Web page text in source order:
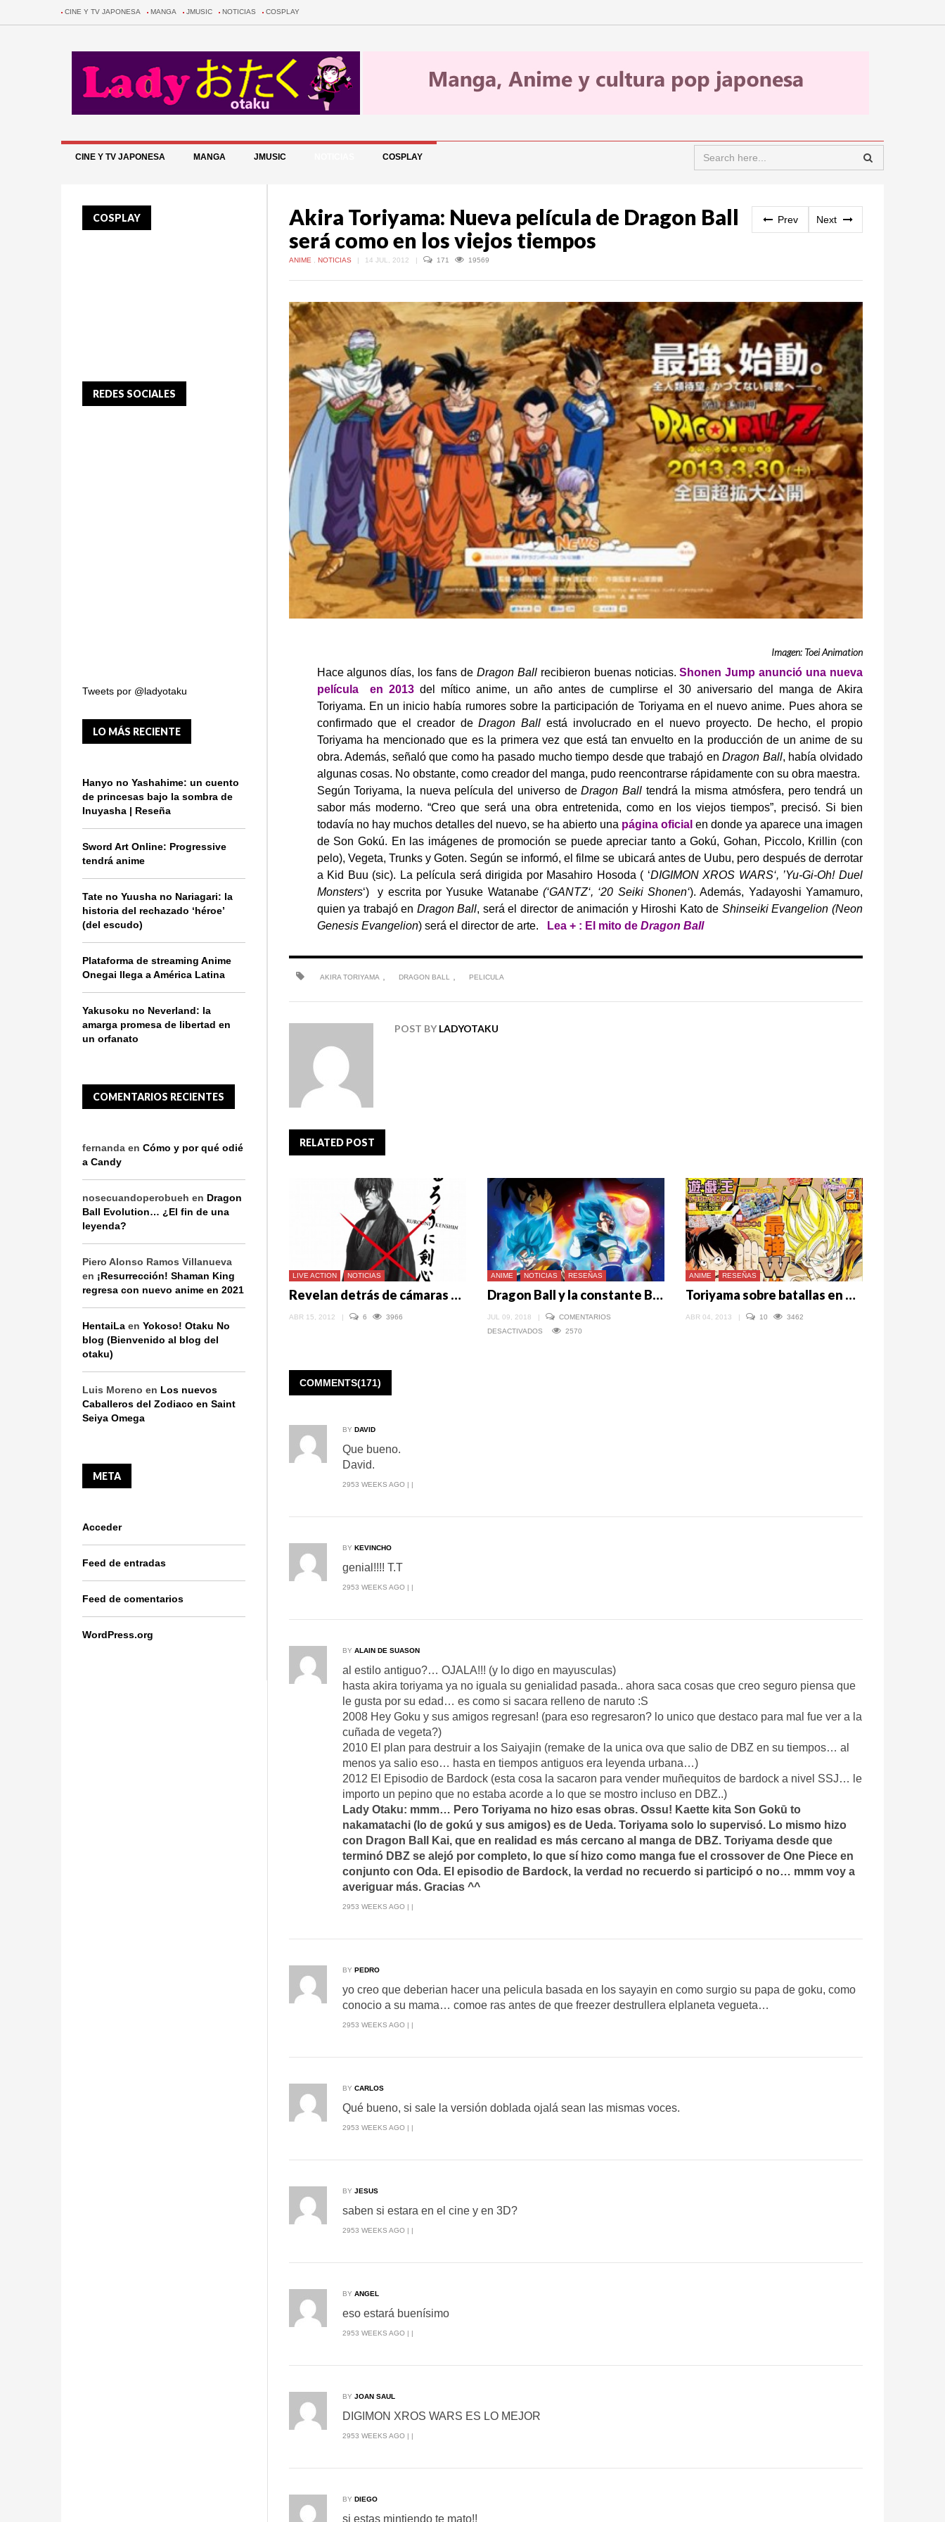
CINE Y TV JAPONESA MANGA JMUSIC NOTICIAS COSPLAY
CINE Y TV JAPONESA MANGA JMUSIC COSPLAY
Akira Toriyama: Nueva película de Dragon Ball
será como en los viejos tiempos
Prev Next
ANIME NOTICIAS | 14 JUL, 2012 | 171 19569
Imagen: Toei Animation
Hace algunos días, los fans de Dragon Ballrecibieron buenas noticias.Shonen Jump anunció una nueva
película en 2013del mítico anime, un año antes de cumplirse el 30 aniversario del manga de Akira
Toriyama. En un inicio había rumores sobre la participación de Toriyama en el nuevo anime. Pues ahora se
confirmado que el creador deDragon Ball está involucrado en el nuevo proyecto. De hecho, el propio
Toriyama ha mencionado que es la primera vez que está tan envuelto en la producción de un anime de su
obra. Además, señaló que como ha pasado mucho tiempo desde que trabajó enDragon Ball, había olvidado
algunas cosas. No obstante, como creador del manga, pudo reencontrarse rápidamente con su obra maestra.
Según Toriyama, la nueva película del universo deDragon Balltendrá la misma atmósfera, pero tendrá un
sabor más moderno. “Creo que será una obra entretenida, como en los viejos tiempos”, precisó. Si bien
todavía no hay muchos detalles del nuevo, se ha abierto una página oficial en donde ya aparece una imagen
de Son Gokú. En las imágenes de promoción se puede apreciar tanto a Gokú, Gohan, Piccolo, Krillin (con
pelo), Vegeta, Trunks y Goten. Según se informó, el filme se ubicará antes de Uubu, pero después de derrotar
a Kid Buu (sic). La película será dirigida por Masahiro Hosoda ( ‘DIGIMON XROS WARS‘, ’Yu-Gi-Oh! Duel
Monsters‘) y escrita por Yusuke Watanabe (‘GANTZ‘, ‘20 Seiki Shonen‘). Además, Yadayoshi Yamamuro,
quien ya trabajó en Dragon Ball, será el director de animación y Hiroshi Kato de Shinseiki Evangelion (Neon
Genesis Evangelion) será el director de arte. Lea + : El mito de Dragon Ball
AKIRA TORIYAMA, DRAGON BALL , PELICULA
POST BY LADYOTAKU
RELATED POST
LIVE ACTION NOTICIAS
Revelan detrás de cámaras de la película de Rurouni Kenshin
ABR 15, 2012 | 6 3966
ANIME NOTICIAS RESEÑAS
Dragon Ball y la constante Broly
JUL 09, 2018 |
COMENTARIOS
DESACTIVADOS
2570
ANIME RESEÑAS
Toriyama sobre batallas en DBZ Battle of Gods: Fueron más impresionantes de lo que pensé
ABR 04, 2013 | 10 3462
COMMENTS(171)
BY DAVID
Que bueno.
David.
2953 WEEKS AGO | |
BY KEVINCHO
genial!!!! T.T
2953 WEEKS AGO | |
BY ALAIN DE SUASON
al estilo antiguo?… OJALA!!! (y lo digo en mayusculas)
hasta akira toriyama ya no iguala su genialidad pasada.. ahora saca cosas que creo seguro piensa que
le gusta por su edad… es como si sacara relleno de naruto :S
2008 Hey Goku y sus amigos regresan! (para eso regresaron? lo unico que destaco para mal fue ver a la
cuñada de vegeta?)
2010 El plan para destruir a los Saiyajin (remake de la unica ova que salio de DBZ en su tiempos… al
menos ya salio eso… hasta en tiempos antiguos era leyenda urbana…)
2012 El Episodio de Bardock (esta cosa la sacaron para vender muñequitos de bardock a nivel SSJ… le
importo un pepino que no estaba acorde a lo que se mostro incluso en DBZ..)
Lady Otaku: mmm… Pero Toriyama no hizo esas obras. Ossu! Kaette kita Son Gokū to
nakamatachi (lo de gokú y sus amigos) es de Ueda. Toriyama solo lo supervisó. Lo mismo hizo
con Dragon Ball Kai, que en realidad es más cercano al manga de DBZ. Toriyama desde que
terminó DBZ se alejó por completo, lo que sí hizo como manga fue el crossover de One Piece en
conjunto con Oda. El episodio de Bardock, la verdad no recuerdo si participó o no… mmm voy a
averiguar más. Gracias ^^
2953 WEEKS AGO | |
BY PEDRO
yo creo que deberian hacer una pelicula basada en los sayayin en como surgio su papa de goku, como
conocio a su mama… comoe ras antes de que freezer destrullera elplaneta vegueta…
2953 WEEKS AGO | |
BY CARLOS
Qué bueno, si sale la versión doblada ojalá sean las mismas voces.
2953 WEEKS AGO | |
BY JESUS
saben si estara en el cine y en 3D?
2953 WEEKS AGO | |
BY ANGEL
eso estará buenísimo
2953 WEEKS AGO | |
BY JOAN SAUL
DIGIMON XROS WARS ES LO MEJOR
2953 WEEKS AGO | |
BY DIEGO
si estas mintiendo te mato!!
COSPLAY
REDES SOCIALES
Tweets por @ladyotaku
LO MÁS RECIENTE
Hanyo no Yashahime: un cuento
de princesas bajo la sombra de
Inuyasha | Reseña
Sword Art Online: Progressive
tendrá anime
Tate no Yuusha no Nariagari: la
historia del rechazado ‘héroe’
(del escudo)
Plataforma de streaming Anime
Onegai llega a América Latina
Yakusoku no Neverland: la
amarga promesa de libertad en
un orfanato
COMENTARIOS RECIENTES
fernanda en Cómo y por qué odié
a Candy
nosecuandoperobueh en Dragon
Ball Evolution… ¿El fin de una
leyenda?
Piero Alonso Ramos Villanueva
en ¡Resurrección! Shaman King
regresa con nuevo anime en 2021
HentaiLa en Yokoso! Otaku No
blog (Bienvenido al blog del
otaku)
Luis Moreno en Los nuevos
Caballeros del Zodiaco en Saint
Seiya Omega
META
Acceder
Feed de entradas
Feed de comentarios
WordPress.org